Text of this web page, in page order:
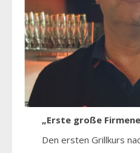
„Erste große
Den ersten Grillkurs